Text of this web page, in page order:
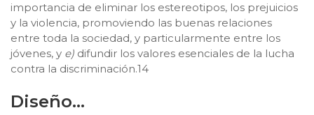
importancia de eliminar los estereotipos, los prejuicios
y la violencia, promoviendo las buenas relaciones
entre toda la sociedad, y particularmente entre los
jóvenes, y e) difundir los valores esenciales de la lucha
contra la discriminación.14
Diseño…